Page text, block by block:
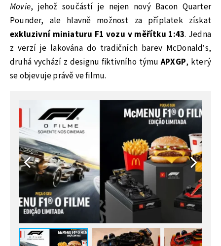
Movie, jehož součástí je nejen nový Bacon Quarter
Pounder, ale hlavně možnost za příplatek získat
exkluzivní miniaturu F1 vozu v měřítku 1:43. Jedna
z verzí je lakována do tradičních barev McDonald’s,
druhá vychází z designu fiktivního týmuAPXGP, který
se objevuje právě ve filmu.